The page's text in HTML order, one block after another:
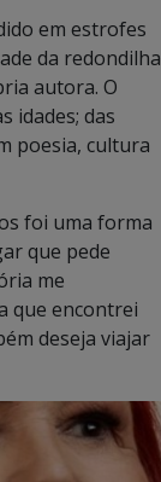
em estrofes
da redondilha
autora. O
idades; das
poesia, cultura
foi uma forma
que pede
me
que encontrei
deseja viajar